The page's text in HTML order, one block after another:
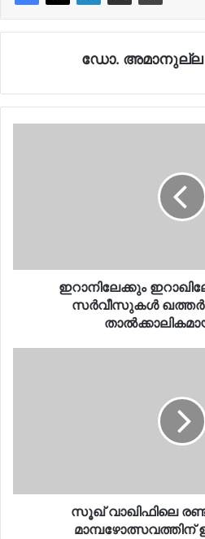
ഡോ. അമാനുല്ല
ഇറാനിലേക്കും
സര്‍വീസുകള്‍
സൂഖ് വാഖിഫിലെ
മാമ്പഴോത്സവത്തിന്